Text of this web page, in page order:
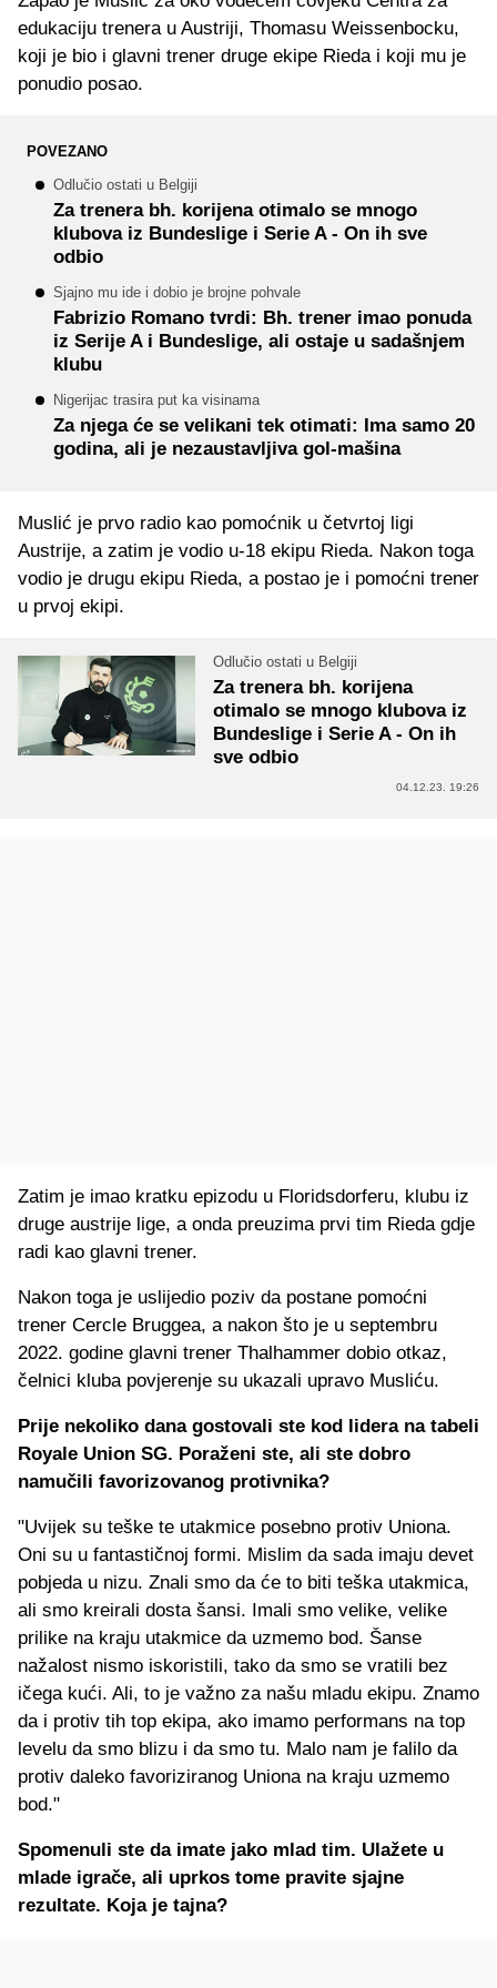
edukaciju trenera u Austriji, Thomasu Weissenbocku,
koji je bio i glavni trener druge ekipe Rieda i koji mu je
ponudio posao.
POVEZANO
Odlučio ostati u Belgiji
Za trenera bh. korijena otimalo se mnogo
klubova iz Bundeslige i Serie A - On ih sve
odbio
Sjajno mu ide i dobio je brojne pohvale
Fabrizio Romano tvrdi: Bh. trener imao ponuda
iz Serije A i Bundeslige, ali ostaje u sadašnjem
klubu
Nigerijac trasira put ka visinama
Za njega će se velikani tek otimati: Ima samo 20
godina, ali je nezaustavljiva gol-mašina
Muslić je prvo radio kao pomoćnik u četvrtoj ligi
Austrije, a zatim je vodio u-18 ekipu Rieda. Nakon toga
vodio je drugu ekipu Rieda, a postao je i pomoćni trener
u prvoj ekipi.
Odlučio ostati u Belgiji
Za trenera bh. korijena
otimalo se mnogo klubova iz
Bundeslige i Serie A - On ih
sve odbio
04.12.23. 19:26
Zatim je imao kratku epizodu u Floridsdorferu, klubu iz
druge austrije lige, a onda preuzima prvi tim Rieda gdje
radi kao glavni trener.
Nakon toga je uslijedio poziv da postane pomoćni
trener Cercle Bruggea, a nakon što je u septembru
2022. godine glavni trener Thalhammer dobio otkaz,
čelnici kluba povjerenje su ukazali upravo Musliću.
Prije nekoliko dana gostovali ste kod lidera na tabeli
Royale Union SG. Poraženi ste, ali ste dobro
namučili favorizovanog protivnika?
"Uvijek su teške te utakmice posebno protiv Uniona.
Oni su u fantastičnoj formi. Mislim da sada imaju devet
pobjeda u nizu. Znali smo da će to biti teška utakmica,
ali smo kreirali dosta šansi. Imali smo velike, velike
prilike na kraju utakmice da uzmemo bod. Šanse
nažalost nismo iskoristili, tako da smo se vratili bez
ičega kući. Ali, to je važno za našu mladu ekipu. Znamo
da i protiv tih top ekipa, ako imamo performans na top
levelu da smo blizu i da smo tu. Malo nam je falilo da
protiv daleko favoriziranog Uniona na kraju uzmemo
bod."
Spomenuli ste da imate jako mlad tim. Ulažete u
mlade igrače, ali uprkos tome pravite sjajne
rezultate. Koja je tajna?